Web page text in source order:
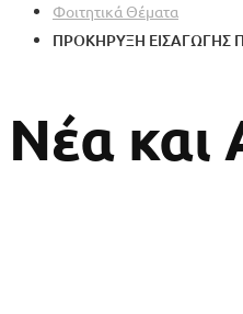
Φοιτητικά Θέματα
ΠΡΟΚΗΡΥΞΗ ΕΙΣΑΓΩΓΗΣ
Νέα και